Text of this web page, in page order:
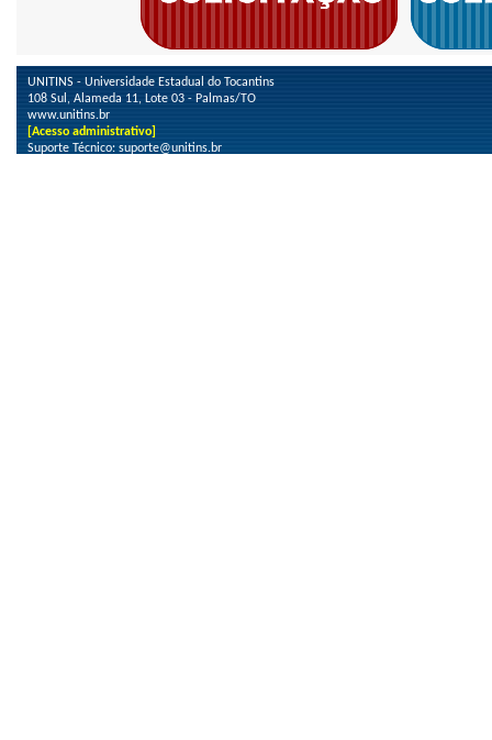
UNITINS - Universidade Estadual do Tocantins
108 Sul, Alameda 11, Lote 03 - Palmas/TO
www.unitins.br
[Acesso administrativo]
Suporte Técnico: suporte@unitins.br